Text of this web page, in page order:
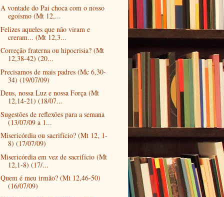
A vontade do Pai choca com o nosso
egoísmo (Mt 12,...
Felizes aqueles que não viram e
creram... (Mt 12,3...
Correção fraterna ou hipocrisia? (Mt
12,38-42) (20...
Precisamos de mais padres (Mc 6,30-
34) (19/07/09)
Deus, nossa Luz e nossa Força (Mt
12,14-21) (18/07...
Sugestões de reflexões para a semana
(13/07/09 a 1...
Misericórdia ou sacrifício? (Mt 12, 1-
8) (17/07/09)
Misericórdia em vez de sacrifício (Mt
12,1-8) (17/...
Quem é meu irmão? (Mt 12,46-50)
(16/07/09)